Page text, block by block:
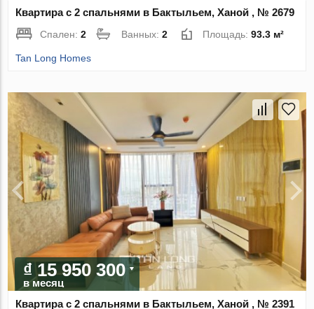
Квартира с 2 спальнями в Бактыльем, Ханой , № 2679
Спален:2 Ванных:2 Площадь:93.3 м²
Tan Long Homes
₫ 15 950 300
в месяц
Квартира с 2 спальнями в Бактыльем, Ханой , № 2391